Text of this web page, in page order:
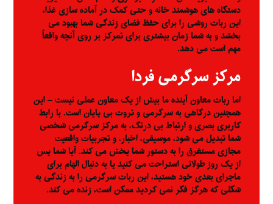
دستگاه های هوشمند خانه و حتی کمک در آماده سازی غذا،
این ربات روشی را برای حفظ فضای زندگی شما بهبود می
بخشد و به شما زمان بیشتری برای تمرکز بر روی آنچه واقعاً
مهم است می دهد.
مرکز سرگرمی فردا
اما ربات معاون آینده ما بیش از یک معاون عملی نیست – این
همچنین درگاهی به سرگرمی و ثروت بی پایان است. با رابط
کاربری بصری و ارتباط بی درنگ، به مرکز سرگرمی شخصی
شما تبدیل می شود، موسیقی، اخبار، و تجربیات واقعیت
مجازی مستغرق را به دستور شما پخش می کند. آیا شما پس
از یک روز طولانی استراحت می کنید یا به دنبال الهام برای
ماجرای بعدی خود هستید، این ربات سرگرمی را به زندگی به
شکلی که هرگز فکر نمی کردید ممکن است، زنده می کند.